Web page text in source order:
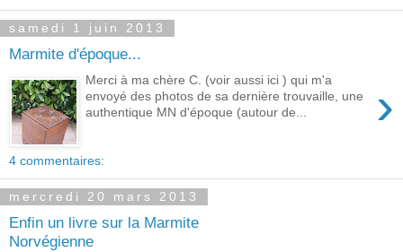
samedi 1 juin 2013
Marmite d'époque...
›
Merci à ma chère C. (voir aussi ici ) qui m'a
envoyé des photos de sa dernière trouvaille, une
authentique MN d'époque (autour de...
4 commentaires:
mercredi 20 mars 2013
Enfin un livre sur la Marmite
Norvégienne